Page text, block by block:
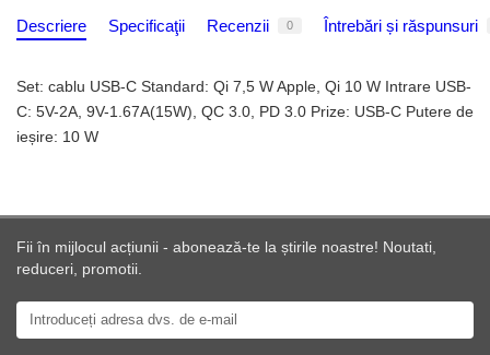
Descriere Specificaţii Recenzii 0 Întrebări și răspunsuri
Set: cablu USB-C Standard: Qi 7,5 W Apple, Qi 10 W Intrare USB-
C: 5V-2A, 9V-1.67A(15W), QC 3.0, PD 3.0 Prize: USB-C Putere de
ieșire: 10 W
Fii în mijlocul acțiunii - abonează-te la știrile noastre! Noutati,
reduceri, promotii.